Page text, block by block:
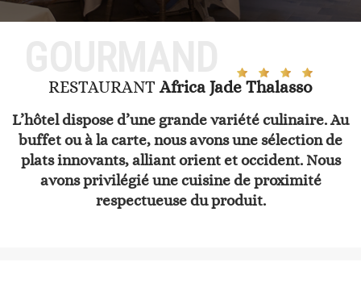
RESTAURANT Africa Jade Thalasso
L’hôtel dispose d’une grande variété culinaire. Au
buffet ou à la carte, nous avons une sélection de
plats innovants, alliant orient et occident. Nous
avons privilégié une cuisine de proximité
respectueuse du produit.